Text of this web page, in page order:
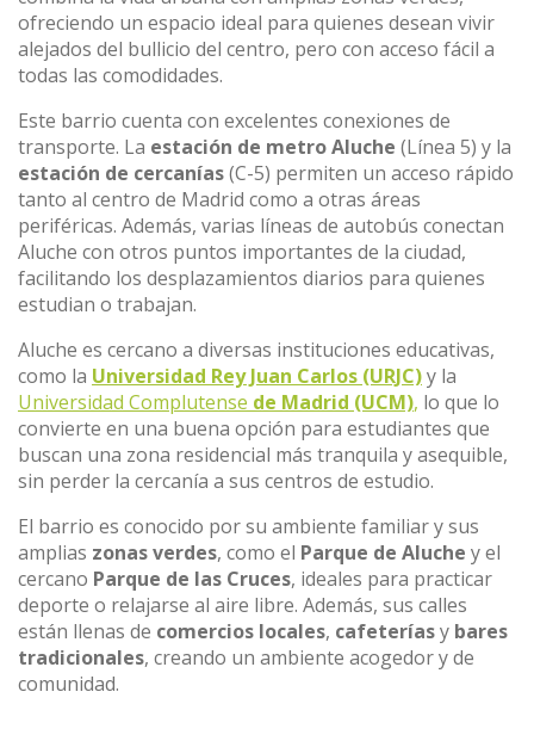
ofreciendo un espacio ideal para quienes desean vivir
alejados del bullicio del centro, pero con acceso fácil a
todas las comodidades.
Este barrio cuenta con excelentes conexiones de
transporte. La estación de metro Aluche (Línea 5) y la
estación de cercanías(C-5) permiten un acceso rápido
tanto al centro de Madrid como a otras áreas
periféricas. Además, varias líneas de autobús conectan
Aluche con otros puntos importantes de la ciudad,
facilitando los desplazamientos diarios para quienes
estudian o trabajan.
Aluche es cercano a diversas instituciones educativas,
como la Universidad Rey Juan Carlos (URJC)y la
Universidad Complutense de Madrid (UCM), lo que lo
convierte en una buena opción para estudiantes que
buscan una zona residencial más tranquila y asequible,
sin perder la cercanía a sus centros de estudio.
El barrio es conocido por su ambiente familiar y sus
amplias zonas verdes, como el Parque de Aluche y el
cercano Parque de las Cruces, ideales para practicar
deporte o relajarse al aire libre. Además, sus calles
están llenas de comercios locales, cafeteríasy bares
tradicionales, creando un ambiente acogedor y de
comunidad.